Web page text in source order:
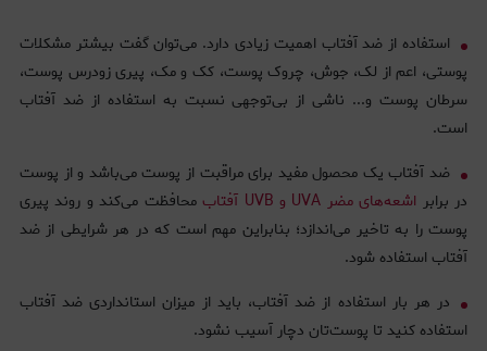
استفاده از ضد آفتاب اهمیت زیادی دارد. می‌توان گفت بیشتر مشکلات
پوستی، اعم از لک، جوش، چروک پوست، کک و مک، پیری زودرس پوست،
سرطان پوست و... ناشی از بی‌توجهی نسبت به استفاده از ضد آفتاب
است.
ضد آفتاب‌ یک محصول مفید برای مراقبت از پوست می‌باشد و از پوست
در برابر اشعه‌های مضر UVA و UVB آفتاب
محافظت می‌کند و روند پیری
پوست را به تاخیر می‌اندازد؛ بنابراین مهم است که در هر شرایطی از ضد
آفتاب استفاده شود.
در هر بار استفاده از ضد آفتاب، باید از میزان استانداردی ضد آفتاب
استفاده کنید تا پوست‌تان دچار آسیب نشود.